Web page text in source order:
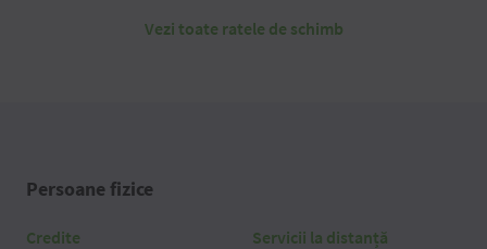
Vezi toate ratele de schimb
Persoane fizice
Credite
Servicii la distanță